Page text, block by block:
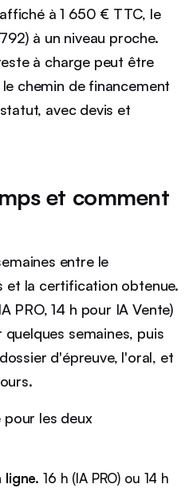
à 1 650 € TTC, le
à un niveau proche.
à charge peut être
chemin de financement
avec devis et
et comment
entre le
et la certification obtenue.
PRO, 14 h pour IA Vente)
semaines, puis
d'épreuve, l'oral, et
pour les deux
ligne. 16 h (IA PRO) ou 14 h